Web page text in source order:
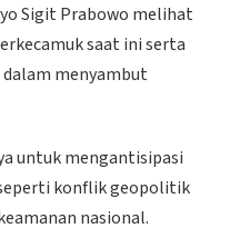
Sigit Prabowo melihat
saat ini serta
menyambut
untuk mengantisipasi
konflik geopolitik
nasional.